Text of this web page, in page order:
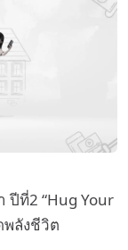
ปีที่2 “Hug Your
พลังชีวิต